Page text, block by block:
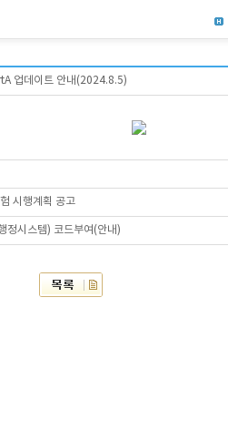
업데이트 안내(2024.8.5)
시행계획 공고
정시스템) 코드부여(안내)